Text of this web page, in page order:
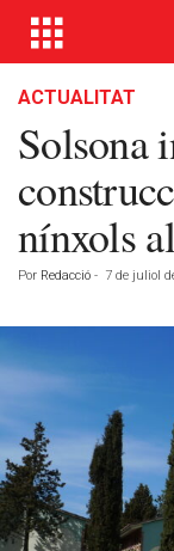
ACTUALITAT
Solsona
nínxols
Por Redacció - 7 de juliol